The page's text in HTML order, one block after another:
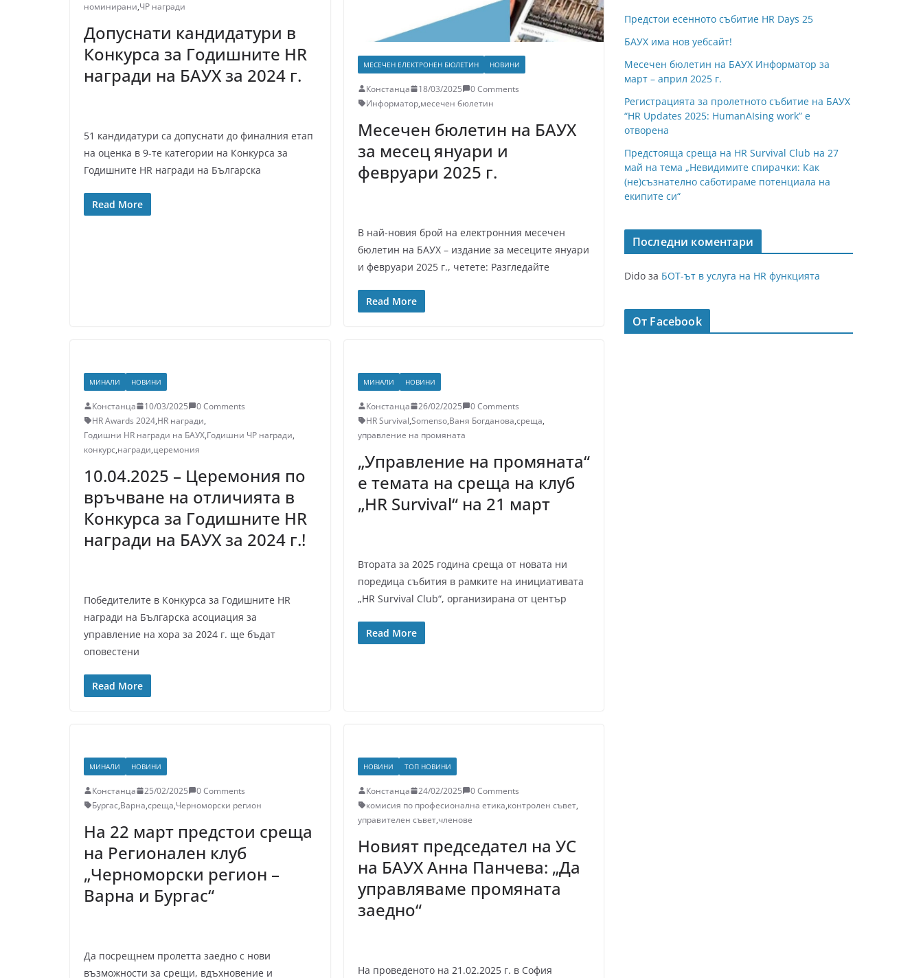
номинирани,ЧР награди
Допуснати кандидатури в
Конкурса за Годишните HR
награди на БАУХ за 2024 г.
51 кандидатури са допуснати до финалния етап
на оценка в 9-те категории на Конкурса за
Годишните HR награди на Българска
Read More
МЕСЕЧЕН ЕЛЕКТРОНЕН БЮЛЕТИН НОВИНИ
Констанца 18/03/2025
0 Comments
Информатор,месечен бюлетин
Месечен бюлетин на БАУХ
за месец януари и
февруари 2025 г.
В най-новия брой на електронния месечен
бюлетин на БАУХ – издание за месеците януари
и февруари 2025 г., четете: Разгледайте
Read More
МИНАЛИ НОВИНИ
Констанца 10/03/2025
0 Comments
HR Awards 2024,HR награди,
Годишни HR награди на БАУХ,Годишни ЧР награди,
конкурс,награди,церемония
10.04.2025 – Церемония по
връчване на отличията в
Конкурса за Годишните HR
награди на БАУХ за 2024 г.!
Победителите в Конкурса за Годишните HR
награди на Българска асоциация за
управление на хора за 2024 г. ще бъдат
оповестени
Read More
МИНАЛИ НОВИНИ
Констанца 26/02/2025
0 Comments
HR Survival,Somenso,Ваня Богданова,среща,
управление на промяната
„Управление на промяната“
е темата на среща на клуб
„HR Survival“ на 21 март
Втората за 2025 година среща от новата ни
поредица събития в рамките на инициативата
„HR Survival Club“, организирана от център
Read More
МИНАЛИ НОВИНИ
Констанца 25/02/2025
0 Comments
Бургас,Варна,среща,Черноморски регион
На 22 март предстои среща
на Регионален клуб
„Черноморски регион –
Варна и Бургас“
Да посрещнем пролетта заедно с нови
възможности за срещи, вдъхновение и
НОВИНИ ТОП НОВИНИ
Констанца 24/02/2025
0 Comments
комисия по професионална етика,контролен съвет,
управителен съвет,членове
Новият председател на УС
на БАУХ Анна Панчева: „Да
управляваме промяната
заедно“
На проведеното на 21.02.2025 г. в София
Предстои есенното събитие HR Days 25
БАУХ има нов уебсайт!
Месечен бюлетин на БАУХ Информатор за
март – април 2025 г.
Регистрацията за пролетното събитие на БАУХ
“HR Updates 2025: HumanAIsing work” е
отворена
Предстояща среща на HR Survival Club на 27
май на тема „Невидимите спирачки: Как
(не)съзнателно саботираме потенциала на
екипите си“
Последни коментари
Dido за БОТ-ът в услуга на HR функцията
От Facebook